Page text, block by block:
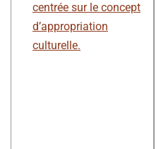
centrée sur le concept
d’appropriation
culturelle.